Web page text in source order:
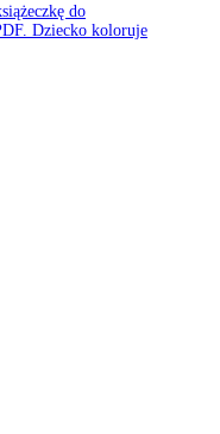
do
Dziecko koloruje